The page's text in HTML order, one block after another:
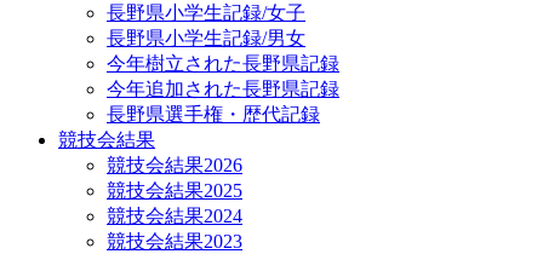
長野県小学生記録/女子
長野県小学生記録/男女
今年樹立された長野県記録
今年追加された長野県記録
長野県選手権・歴代記録
競技会結果
競技会結果2026
競技会結果2025
競技会結果2024
競技会結果2023